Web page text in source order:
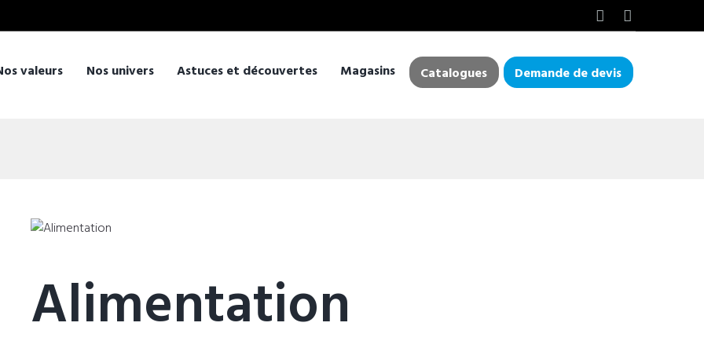
valeurs Nos univers Astuces et découvertes Magasins Catalogues Demande de devis
Alimentation